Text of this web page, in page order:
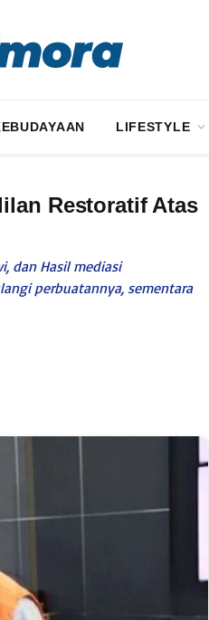
LIFESTYLE
Restoratif Atas
dan Hasil mediasi
perbuatannya, sementara